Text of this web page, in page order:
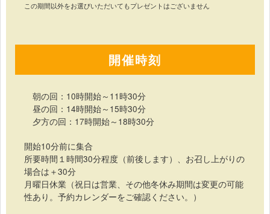
この期間以外をお選びいただいてもプレゼントはございません
開催時刻
朝の回：10時開始～11時30分
昼の回：14時開始～15時30分
夕方の回：17時開始～18時30分
開始10分前に集合
所要時間１時間30分程度（前後します）、お召し上がりの
場合は＋30分
月曜日休業（祝日は営業、その他冬休み期間は変更の可能
性あり。予約カレンダーをご確認ください。）